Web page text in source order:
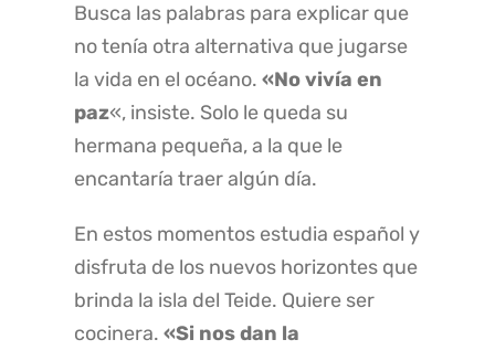
Busca las palabras para explicar que
no tenía otra alternativa que jugarse
la vida en el océano.«No vivía en
paz«, insiste. Solo le queda su
hermana pequeña, a la que le
encantaría traer algún día.
En estos momentos estudia español y
disfruta de los nuevos horizontes que
brinda la isla del Teide. Quiere ser
cocinera.«Si nos dan la